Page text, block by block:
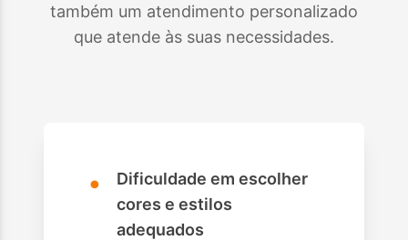
também um atendimento personalizado
que atende às suas necessidades.
•
Dificuldade em escolher
cores e estilos
adequados